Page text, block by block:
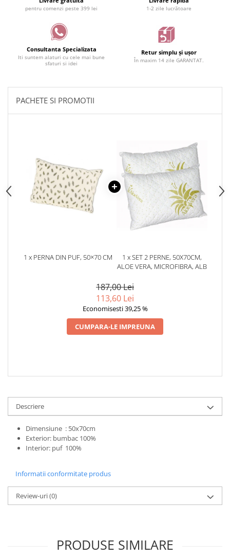
pentru comenzi peste 399 lei 1-2 zile lucrătoare
Consultanta Specializata
Iti suntem alaturi cu cele mai bune
sfaturi si idei
Retur simplu și ușor
În maxim 14 zile GARANTAT.
PACHETE SI PROMOTII
1 x PERNA DIN PUF, 50×70 CM
1 x SET 2 PERNE, 50X70CM,
ALOE VERA, MICROFIBRA, ALB
187,00 Lei
113,60 Lei
Economisesti 39,25 %
CUMPARA-LE IMPREUNA
Descriere
Dimensiune : 50x70cm
Exterior: bumbac 100%
Interior: puf 100%
Informatii conformitate produs
Review-uri(0)
PRODUSE SIMILARE